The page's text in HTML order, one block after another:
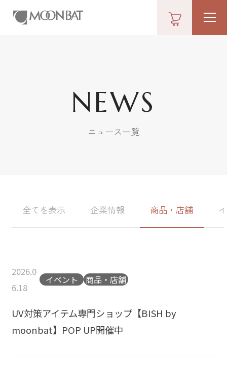
NEWS
ニュース一覧
全てを表示 企業情報 商品・店舗
2026.0
6.18
イベント 商品・店舗
UV対策アイテム専門ショップ【BISH by
moonbat】POP UP開催中